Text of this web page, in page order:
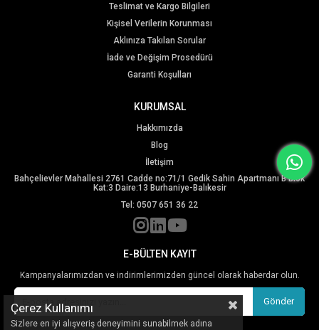
Teslimat ve Kargo Bilgileri
Kişisel Verilerin Korunması
Aklınıza Takılan Sorular
İade ve Değişim Prosedürü
Garanti Koşulları
KURUMSAL
Hakkımızda
Blog
İletişim
Bahçelievler Mahallesi 2761 Cadde no:71/1 Gedik Sahin Apartmanı B Blok
Kat:3 Daire:13 Burhaniye-Balıkesir
Tel: 0507 651 36 22
E-BÜLTEN KAYIT
Kampanyalarımızdan ve indirimlerimizden güncel olarak haberdar olun.
Gönder
Çerez Kullanımı
Sizlere en iyi alışveriş deneyimini sunabilmek adına